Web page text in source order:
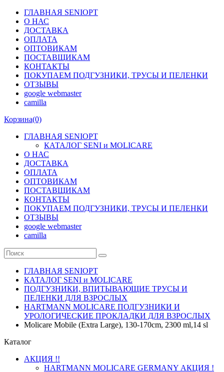
ГЛАВНАЯ SENIOPT
О НАС
ДОСТАВКА
ОПЛАТА
ОПТОВИКАМ
ПОСТАВЩИКАМ
КОНТАКТЫ
ПОКУПАЕМ ПОДГУЗНИКИ, ТРУСЫ И ПЕЛЕНКИ
ОТЗЫВЫ
google webmaster
camilla
Корзина(0)
ГЛАВНАЯ SENIOPT
КАТАЛОГ SENI и MOLICARE
О НАС
ДОСТАВКА
ОПЛАТА
ОПТОВИКАМ
ПОСТАВЩИКАМ
КОНТАКТЫ
ПОКУПАЕМ ПОДГУЗНИКИ, ТРУСЫ И ПЕЛЕНКИ
ОТЗЫВЫ
google webmaster
camilla
ГЛАВНАЯ SENIOPT
КАТАЛОГ SENI и MOLICARE
ПОДГУЗНИКИ, ВПИТЫВАЮЩИЕ ТРУСЫ И
ПЕЛЕНКИ ДЛЯ ВЗРОСЛЫХ
HARTMANN MOLICARE ПОДГУЗНИКИ И
УРОЛОГИЧЕСКИЕ ПРОКЛАДКИ ДЛЯ ВЗРОСЛЫХ
Molicare Mobile (Extra Large), 130-170cm, 2300 ml,14 sl
Каталог
АКЦИЯ !!
HARTMANN MOLICARE GERMANY АКЦИЯ !